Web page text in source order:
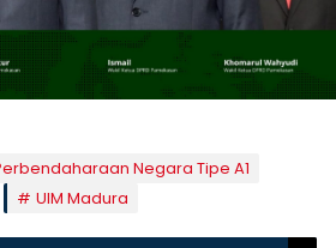
Negara Tipe A1
UIM Madura